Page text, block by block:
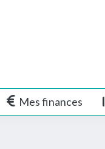
Mes finances